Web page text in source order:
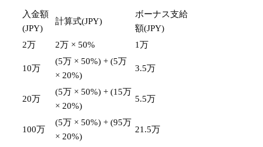
入金額
(JPY)
計算式(JPY)
ボーナス支給
額(JPY)
2万
2万 × 50% 1万
10万
(5万 × 50%) + (5万
× 20%)
3.5万
20万
(5万 × 50%) + (15万
× 20%)
5.5万
100万
(5万 × 50%) + (95万
× 20%)
21.5万